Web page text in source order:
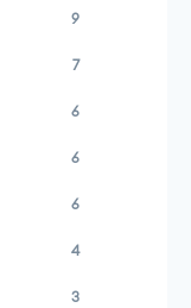
9
7
6
6
6
4
3